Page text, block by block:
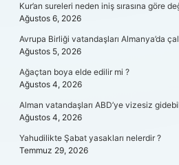
Kur’an sureleri neden iniş sırasına göre
Ağustos 6, 2026
Avrupa Birliği vatandaşları Almanya’da
Ağustos 5, 2026
Ağaçtan boya elde edilir mi ?
Ağustos 4, 2026
Alman vatandaşları ABD’ye vizesiz
Ağustos 4, 2026
Yahudilikte Şabat yasakları nelerdir ?
Temmuz 29, 2026